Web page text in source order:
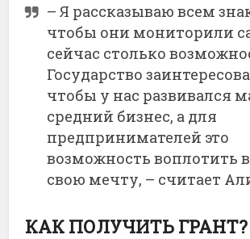
– Я рассказываю всем
чтобы они мониторили
сейчас столько
Государство
чтобы у нас развивался
средний бизнес, а для
предпринимателей это
возможность воплотить
свою мечту, – считает
КАК ПОЛУЧИТЬ ГРАНТ?